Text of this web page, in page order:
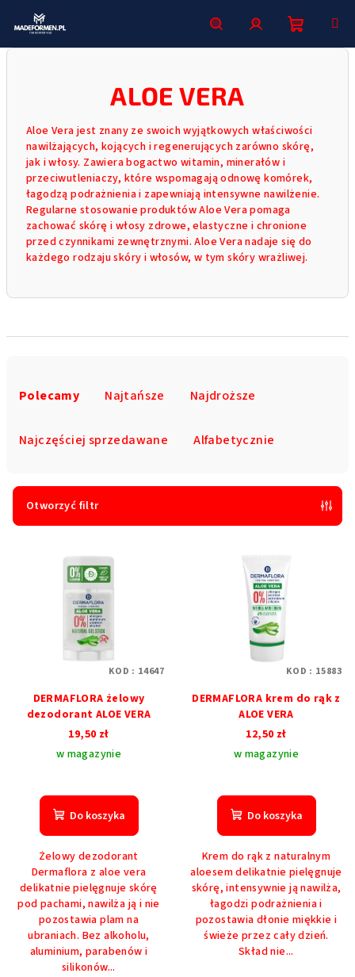
SzukajZalogujKoszyk
ALOE VERA
Aloe Vera jest znany ze swoich wyjątkowych właściwości
nawilżających, kojących i regenerujących zarówno skórę,
jak i włosy. Zawiera bogactwo witamin, minerałów i
przeciwutleniaczy, które wspomagają odnowę komórek,
łagodzą podrażnienia i zapewniają intensywne nawilżenie.
Regularne stosowanie produktów Aloe Vera pomaga
zachować skórę i włosy zdrowe, elastyczne i chronione
przed czynnikami zewnętrznymi. Aloe Vera nadaje się do
każdego rodzaju skóry i włosów, w tym skóry wrażliwej.
w
n
Polecamy Najtańsze Najdroższe
Najczęściej sprzedawane Alfabetycznie
Otworzyć filtr
DERMAFLORA żelowy
dezodorant ALOE VERA
19,50 zł
w magazynie
Do koszyka
Żelowy dezodorant
Dermaflora z aloe vera
delikatnie pielęgnuje skórę
pod pachami, nawilża ją i nie
pozostawia plam na
ubraniach. Bez alkoholu,
aluminium, parabenów i
silikonów...
KOD : 14647
DERMAFLORA krem do rąk z
ALOE VERA
12,50 zł
w magazynie
Do koszyka
Krem do rąk z naturalnym
aloesem delikatnie pielęgnuje
skórę, intensywnie ją nawilża,
łagodzi podrażnienia i
pozostawia dłonie miękkie i
świeże przez cały dzień.
Skład nie...
KOD : 15883